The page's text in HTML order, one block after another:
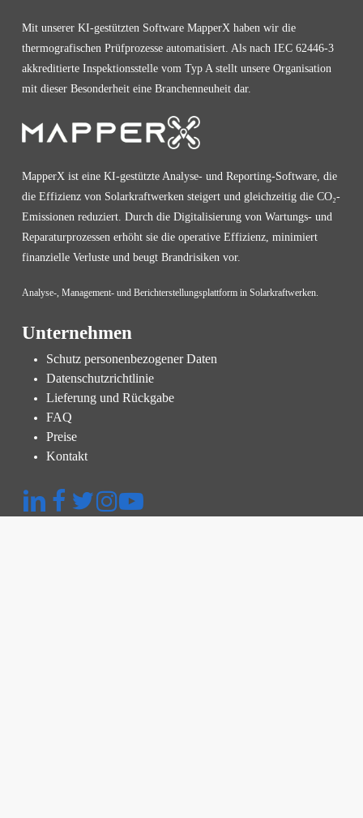
Mit unserer KI-gestützten Software MapperX haben wir die
thermografischen Prüfprozesse automatisiert. Als nach IEC 62446-3
akkreditierte Inspektionsstelle vom Typ A stellt unsere Organisation
mit dieser Besonderheit eine Branchenneuheit dar.
MapperX ist eine KI-gestützte Analyse- und Reporting-Software, die
die Effizienz von Solarkraftwerken steigert und gleichzeitig die CO₂-
Emissionen reduziert. Durch die Digitalisierung von Wartungs- und
Reparaturprozessen erhöht sie die operative Effizienz, minimiert
finanzielle Verluste und beugt Brandrisiken vor.
Analyse-, Management- und Berichterstellungsplattform in Solarkraftwerken.
Unternehmen
Schutz personenbezogener Daten
Datenschutzrichtlinie
Lieferung und Rückgabe
FAQ
Preise
Kontakt